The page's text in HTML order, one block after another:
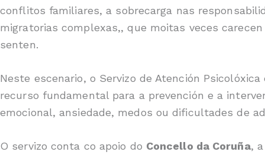
conflitos familiares, a sobrecarga nas
migratorias complexas,, que moitas veces
senten.
Neste escenario, o Servizo de Atención
recurso fundamental para a prevención e a
emocional, ansiedade, medos ou dificultades de
O servizo conta co apoio do Concello da Coruña,